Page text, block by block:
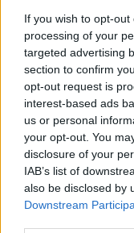
If you wish to opt-
processing of your
targeted advertising
section to confirm
opt-out request is
interest-based ads
us or personal
your opt-out. You
disclosure of your
IAB’s list of
also be disclosed by
Downstream
CAPELLI
Come
consigli
Dalla presenza
numerosi modi per
insieme qualche